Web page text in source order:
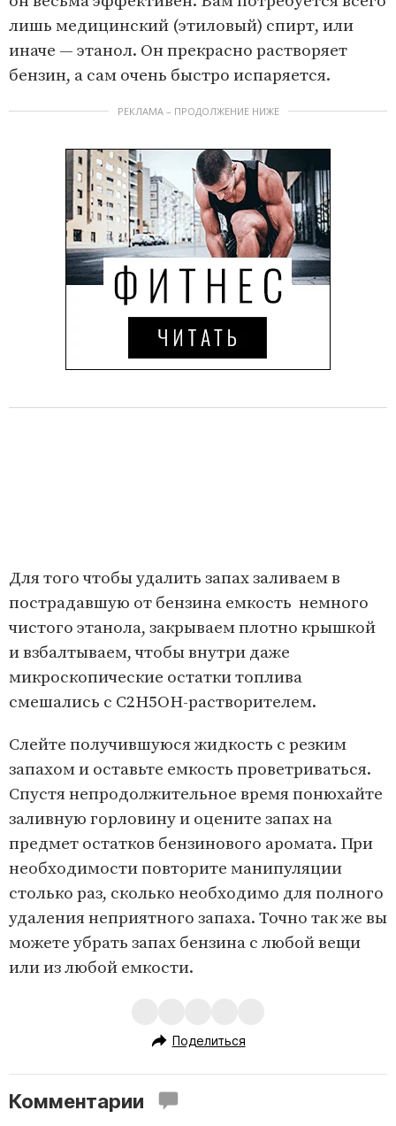
лишь медицинский (этиловый) спирт, или
иначе — этанол. Он прекрасно растворяет
бензин, а сам очень быстро испаряется.
РЕКЛАМА – ПРОДОЛЖЕНИЕ НИЖЕ
Для того чтобы удалить запах заливаем в
пострадавшую от бензина емкость немного
чистого этанола, закрываем плотно крышкой
и взбалтываем, чтобы внутри даже
микроскопические остатки топлива
смешались с С2H5OH-растворителем.
Слейте получившуюся жидкость с резким
запахом и оставьте емкость проветриваться.
Спустя непродолжительное время понюхайте
заливную горловину и оцените запах на
предмет остатков бензинового аромата. При
необходимости повторите манипуляции
столько раз, сколько необходимо для полного
удаления неприятного запаха. Точно так же вы
можете убрать запах бензина с любой вещи
или из любой емкости.
Поделиться
Комментарии